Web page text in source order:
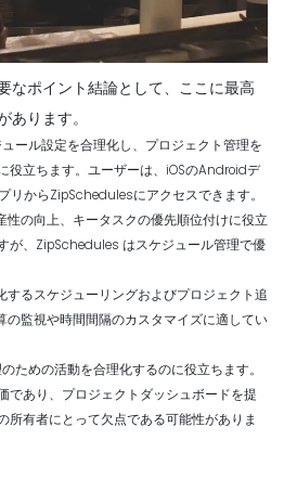
なポイント結論として、ここに最高
ります。
ール設定を合理化し、プロジェクト管理を
役立ちます。ユーザーは、iOSのAndroidデ
リからZipSchedulesにアクセスできます。
性の向上、キータスクの優先順位付けに役立
が、ZipSchedules はスケジュール管理で優
るスケジューリングおよびプロジェクト追
監視や時間間隔のカスタマイズに適してい
ための活動を合理化するのに役立ちます。
であり、プロジェクトダッシュボードを提
所有者にとって欠点である可能性がありま